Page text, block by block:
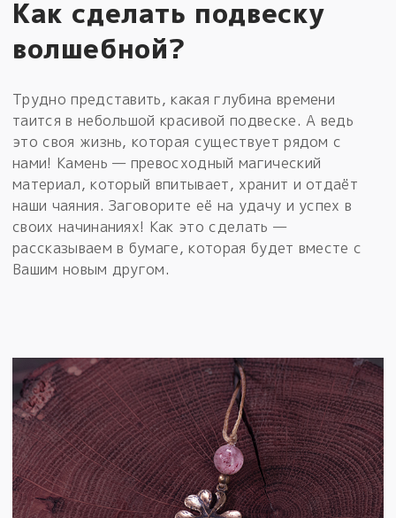
Как сделать подвеску
волшебной?
Трудно представить, какая глубина времени
таится в небольшой красивой подвеске. А ведь
это своя жизнь, которая существует рядом с
нами! Камень — превосходный магический
материал, который впитывает, хранит и отдаёт
наши чаяния. Заговорите её на удачу и успех в
своих начинаниях! Как это сделать —
рассказываем в бумаге, которая будет вместе с
Вашим новым другом.